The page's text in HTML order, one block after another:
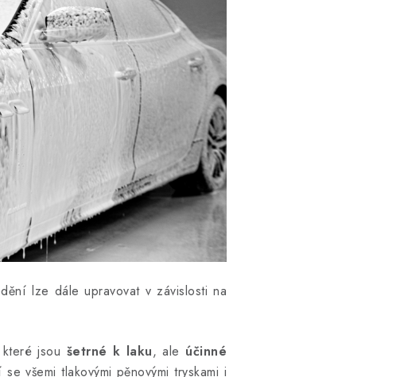
lze dále upravovat v závislosti na
jsou šetrné k laku, ale účinné
všemi tlakovými pěnovými tryskami i